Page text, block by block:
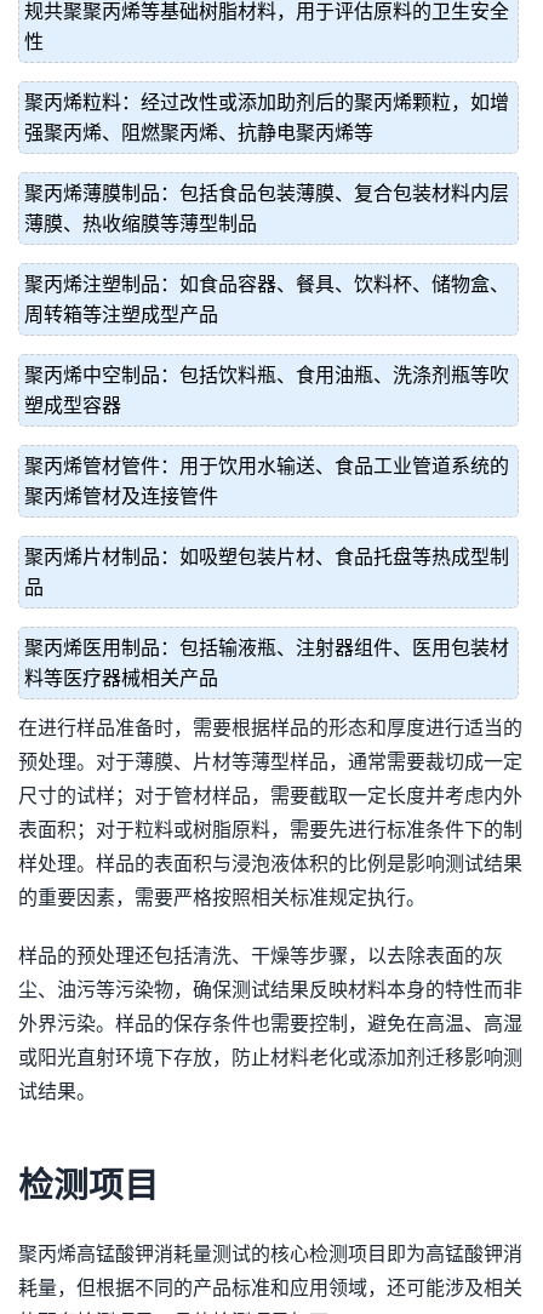
规共聚聚丙烯等基础树脂材料，用于评估原料的卫生安全
性
聚丙烯粒料：经过改性或添加助剂后的聚丙烯颗粒，如增
强聚丙烯、阻燃聚丙烯、抗静电聚丙烯等
聚丙烯薄膜制品：包括食品包装薄膜、复合包装材料内层
薄膜、热收缩膜等薄型制品
聚丙烯注塑制品：如食品容器、餐具、饮料杯、储物盒、
周转箱等注塑成型产品
聚丙烯中空制品：包括饮料瓶、食用油瓶、洗涤剂瓶等吹
塑成型容器
聚丙烯管材管件：用于饮用水输送、食品工业管道系统的
聚丙烯管材及连接管件
聚丙烯片材制品：如吸塑包装片材、食品托盘等热成型制
品
聚丙烯医用制品：包括输液瓶、注射器组件、医用包装材
料等医疗器械相关产品
在进行样品准备时，需要根据样品的形态和厚度进行适当的
预处理。对于薄膜、片材等薄型样品，通常需要裁切成一定
尺寸的试样；对于管材样品，需要截取一定长度并考虑内外
表面积；对于粒料或树脂原料，需要先进行标准条件下的制
样处理。样品的表面积与浸泡液体积的比例是影响测试结果
的重要因素，需要严格按照相关标准规定执行。
样品的预处理还包括清洗、干燥等步骤，以去除表面的灰
尘、油污等污染物，确保测试结果反映材料本身的特性而非
外界污染。样品的保存条件也需要控制，避免在高温、高湿
或阳光直射环境下存放，防止材料老化或添加剂迁移影响测
试结果。
检测项目
聚丙烯高锰酸钾消耗量测试的核心检测项目即为高锰酸钾消
耗量，但根据不同的产品标准和应用领域，还可能涉及相关